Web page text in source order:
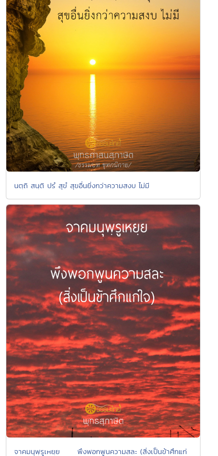
นตฺถิ สนฺติ ปรํ สุขํ สุขอื่นยิ่งกว่าความสงบ ไม่มี
จาคมนุพฺรูเหยฺย พึงพอกพูนความสละ (สิ่งเป็นข้าศึกแก่